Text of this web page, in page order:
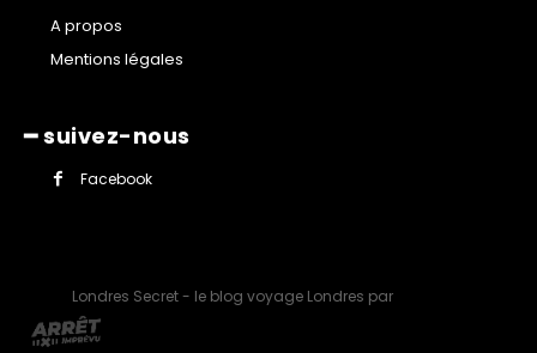
A propos
Mentions légales
━ suivez-nous
Facebook
Londres Secret - le blog voyage Londres par